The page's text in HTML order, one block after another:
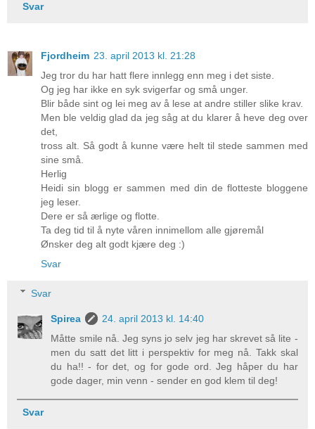
Svar
Fjordheim 23. april 2013 kl. 21:28
Jeg tror du har hatt flere innlegg enn meg i det siste.
Og jeg har ikke en syk svigerfar og små unger.
Blir både sint og lei meg av å lese at andre stiller slike krav.
Men ble veldig glad da jeg såg at du klarer å heve deg over
det,
tross alt. Så godt å kunne være helt til stede sammen med
sine små.
Herlig
Heidi sin blogg er sammen med din de flotteste bloggene
jeg leser.
Dere er så ærlige og flotte.
Ta deg tid til å nyte våren innimellom alle gjøremål
Ønsker deg alt godt kjære deg :)
Svar
Svar
Spirea
24. april 2013 kl. 14:40
Måtte smile nå. Jeg syns jo selv jeg har skrevet så lite -
men du satt det litt i perspektiv for meg nå. Takk skal
du ha!! - for det, og for gode ord. Jeg håper du har
gode dager, min venn - sender en god klem til deg!
Svar